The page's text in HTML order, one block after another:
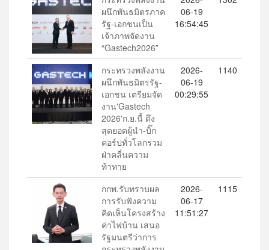
ผนึกพันธมิตรภาค
รัฐ-เอกชนเป็น
เจ้าภาพจัดงาน
“Gastech2026”
06-19
16:54:45
กระทรวงพลังงาน
ผนึกพันธมิตรรัฐ-
เอกชน เตรียมจัด
งาน'Gastech
2026'ก.ย.นี้ ดึง
สุดยอดผู้นำ-บิ๊ก
คอร์ปทั่วโลกร่วม
ฝ่าคลื่นความ
ท้าทาย
2026-
06-19
00:29:55
1140
กกพ.รับทราบผล
การรับฟังความ
คิดเห็นโครงสร้าง
ค่าไฟบ้าน เสนอ
รัฐมนตรีว่าการ
2026-
06-17
11:51:27
1115